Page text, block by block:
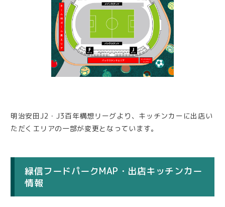
明治安田J2・J3百年構想リーグより、キッチンカーに出店い
ただくエリアの一部が変更となっています。
緑信フードパークMAP・出店キッチンカー
情報